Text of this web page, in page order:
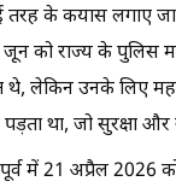
तरह के कयास
को राज्य के पुलिस
थे, लेकिन उनके लिए
था, जो सुरक्षा और
में 21 अप्रैल 2026